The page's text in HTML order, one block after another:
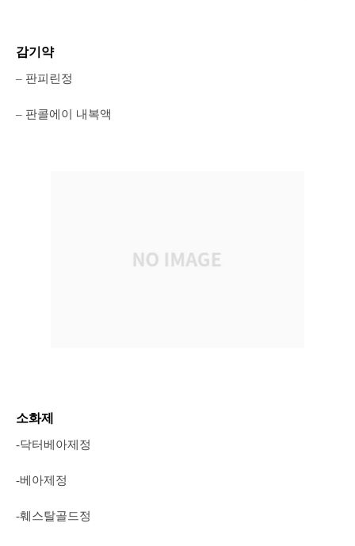
감기약
– 판피린정
– 판콜에이 내복액
소화제
-닥터베아제정
-베아제정
-훼스탈골드정